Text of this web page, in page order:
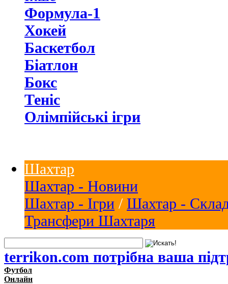
Формула-1
Хокей
Баскетбол
Біатлон
Бокс
Теніс
Олімпійські ігри
Шахтар
Шахтар - Новини
Шахтар - Ігри / Шахтар -
Трансфери Шахтаря
terrikon.com потрібна ваша
Футбол
Онлайн